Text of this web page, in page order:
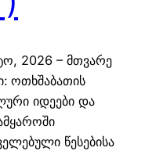
2026 – მთვარე
ოთხშაბათის
იდეები და
წესებისა